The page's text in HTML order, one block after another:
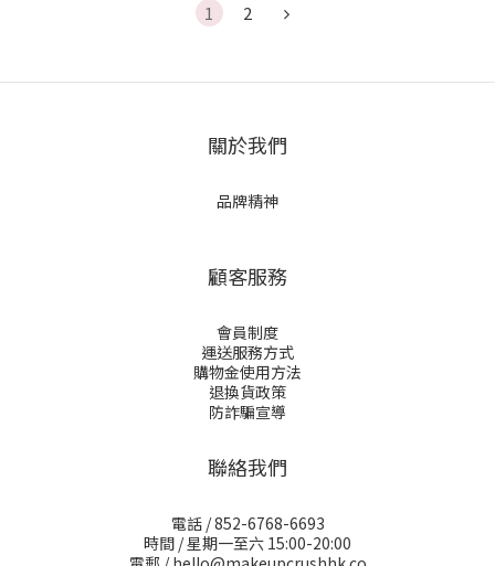
1 2
關於我們
品牌精神
顧客服務
會員制度
運送服務方式
購物金使用方法
退換貨政策
防詐騙宣導
聯絡我們
電話 / 852-6768-6693
時間 / 星期一至六 15:00-20:00